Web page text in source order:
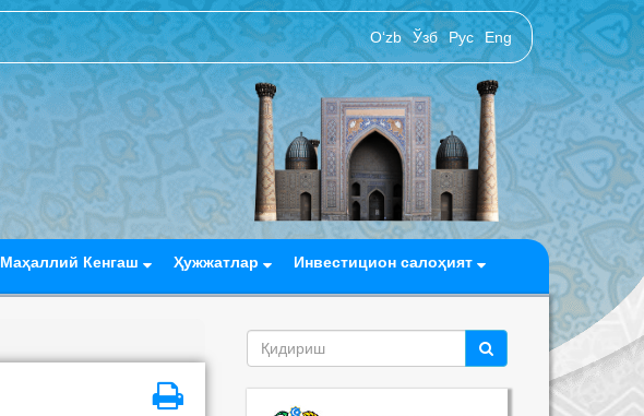
O‘zb Ўзб Рус Eng
Маҳаллий Кенгаш Ҳужжатлар Инвестицион салоҳият